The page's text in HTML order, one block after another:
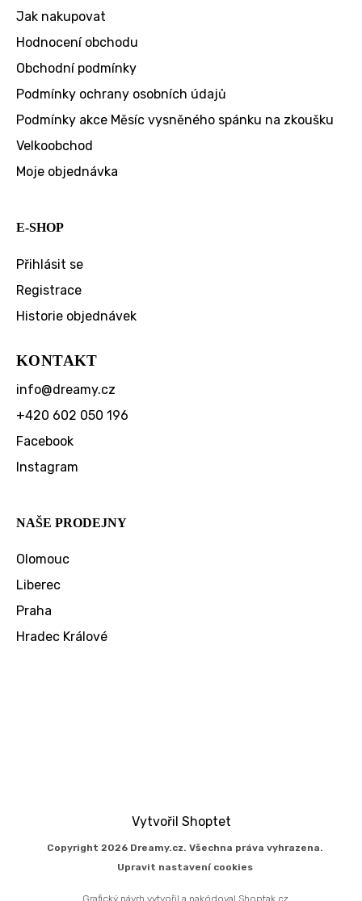
Jak nakupovat
Hodnocení obchodu
Obchodní podmínky
Podmínky ochrany osobních údajů
Podmínky akce Měsíc vysněného spánku na zkoušku
Velkoobchod
Moje objednávka
E-SHOP
Přihlásit se
Registrace
Historie objednávek
KONTAKT
info@dreamy.cz
+420 602 050 196
Facebook
Instagram
NAŠE PRODEJNY
Olomouc
Liberec
Praha
Hradec Králové
Vytvořil Shoptet
Copyright 2026 Dreamy.cz. Všechna práva vyhrazena.
Upravit nastavení cookies